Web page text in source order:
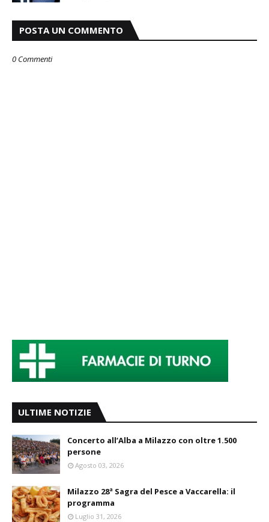
POSTA UN COMMENTO
0 Commenti
ULTIME NOTIZIE
Concerto all’Alba a Milazzo con oltre 1.500
persone
Agosto 03, 2026
Milazzo 28ª Sagra del Pesce a Vaccarella: il
programma
Luglio 31, 2026